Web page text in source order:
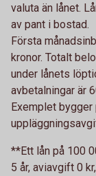
valuta än lånet.
av pant i bostad.
Första
kronor. Totalt
under lånets
avbetalningar är
Exemplet bygger
**Ett lån på 100
5 år, aviavgift 0